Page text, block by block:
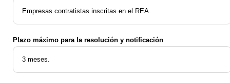
Empresas contratistas inscritas en el REA.
Plazo máximo para la resolución y notificación
3 meses.